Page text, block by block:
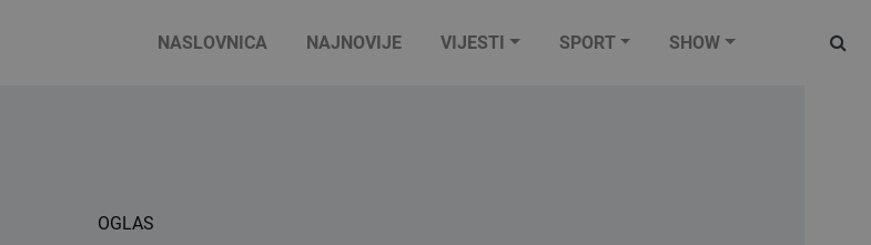
NASLOVNICA NAJNOVIJE VIJESTI SPORT SHOW
OGLAS